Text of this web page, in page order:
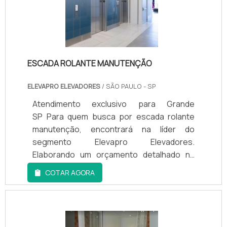
ESCADA ROLANTE MANUTENÇÃO
ELEVAPRO ELEVADORES / SÃO PAULO - SP
Atendimento exclusivo para Grande
SP Para quem busca por escada rolante
manutenção, encontrará na líder do
segmento Elevapro Elevadores.
Elaborando um orçamento detalhado na
empresa mais qualificada do mercado e
encontrando a melhor em qualidade e custo
benefício.Quando a temática é escada
Elevadores receberá excelente custo-
COTAR AGORA